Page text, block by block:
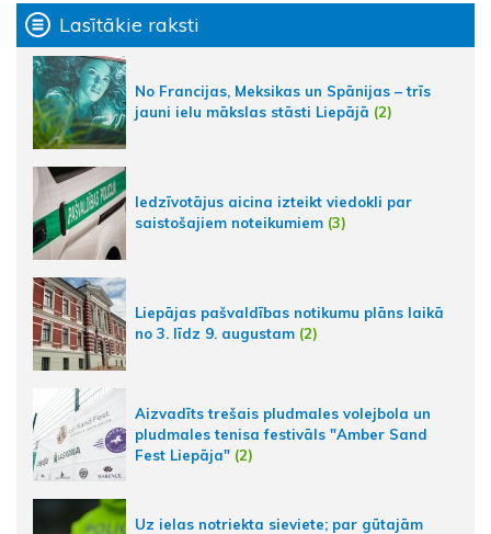
Lasītākie raksti
No Francijas, Meksikas un Spānijas – trīs
jauni ielu mākslas stāsti Liepājā (2)
Iedzīvotājus aicina izteikt viedokli par
saistošajiem noteikumiem (3)
Liepājas pašvaldības notikumu plāns laikā
no 3. līdz 9. augustam (2)
Aizvadīts trešais pludmales volejbola un
pludmales tenisa festivāls "Amber Sand
Fest Liepāja" (2)
Uz ielas notriekta sieviete; par gūtajām